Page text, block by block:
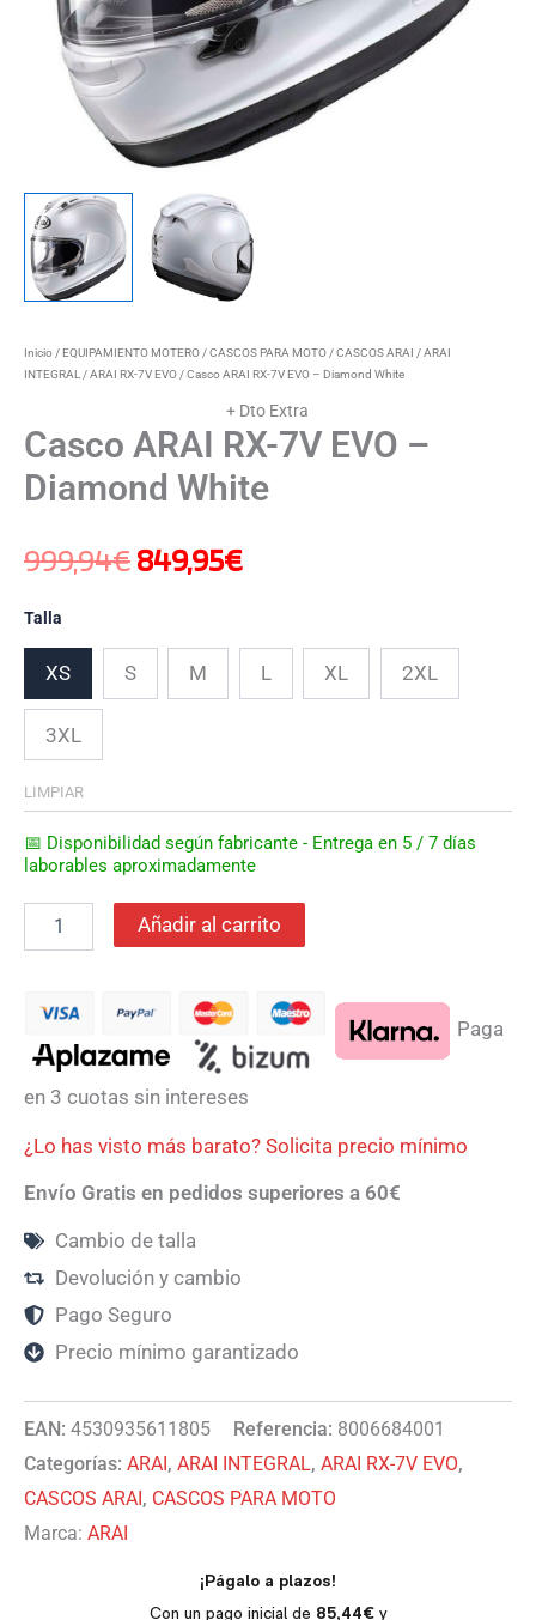
Inicio /EQUIPAMIENTO MOTERO /CASCOS PARA MOTO /CASCOS ARAI /ARAI
INTEGRAL /ARAI RX-7V EVO / Casco ARAI RX-7V EVO – Diamond White
+ Dto Extra
Casco ARAI RX-7V EVO –
Diamond White
999,94€849,95€
Talla
XS S M L XL 2XL
3XL
LIMPIAR
📅 Disponibilidad según fabricante - Entrega en 5 / 7 días
laborables aproximadamente
Añadir al carrito
Paga
en 3 cuotas sin intereses
¿Lo has visto más barato? Solicita precio mínimo
Envío Gratis en pedidos superiores a 60€
Cambio de talla
Devolución y cambio
Pago Seguro
Precio mínimo garantizado
EAN: 4530935611805 Referencia: 8006684001
Categorías: ARAI , ARAI INTEGRAL, ARAI RX-7V EVO,
CASCOS ARAI , CASCOS PARA MOTO
Marca: ARAI